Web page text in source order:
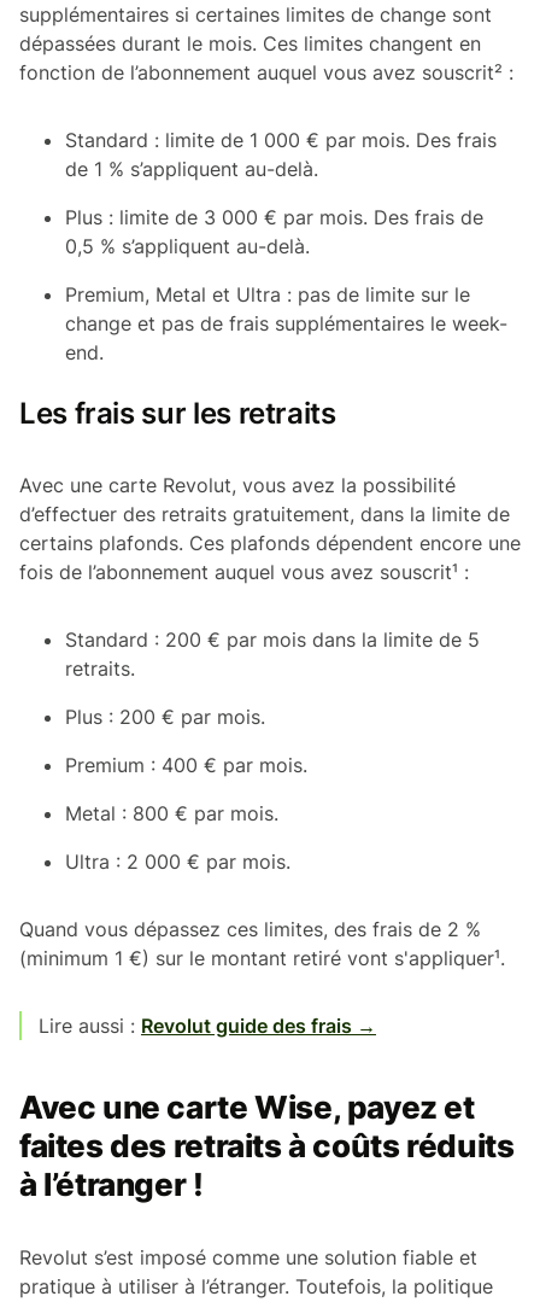
supplémentaires si certaines limites de change sont
dépassées durant le mois. Ces limites changent en
fonction de l’abonnement auquel vous avez souscrit² :
Standard : limite de 1 000 € par mois. Des frais
de 1 % s’appliquent au-delà.
Plus : limite de 3 000 € par mois. Des frais de
0,5 % s’appliquent au-delà.
Premium, Metal et Ultra : pas de limite sur le
change et pas de frais supplémentaires le week-
end.
Les frais sur les retraits
Avec une carte Revolut, vous avez la possibilité
d’effectuer des retraits gratuitement, dans la limite de
certains plafonds. Ces plafonds dépendent encore une
fois de l’abonnement auquel vous avez souscrit¹ :
Standard : 200 € par mois dans la limite de 5
retraits.
Plus : 200 € par mois.
Premium : 400 € par mois.
Metal : 800 € par mois.
Ultra : 2 000 € par mois.
Quand vous dépassez ces limites, des frais de 2 %
(minimum 1 €) sur le montant retiré vont s'appliquer¹.
Lire aussi : Revolut guide des frais →
Avec une carte Wise, payez et
faites des retraits à coûts réduits
à l’étranger !
Revolut s’est imposé comme une solution fiable et
pratique à utiliser à l’étranger. Toutefois, la politique